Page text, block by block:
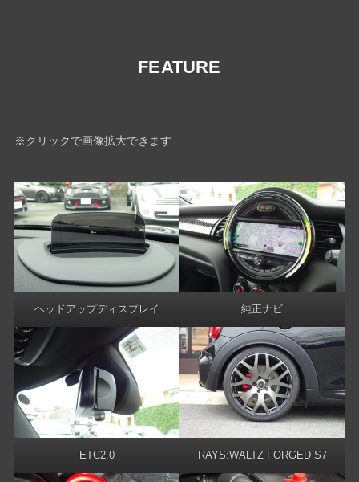
FEATURE
※クリックで画像拡大できます
ヘッドアップディスプレイ 純正ナビ
ETC2.0 RAYS:WALTZ FORGED S7